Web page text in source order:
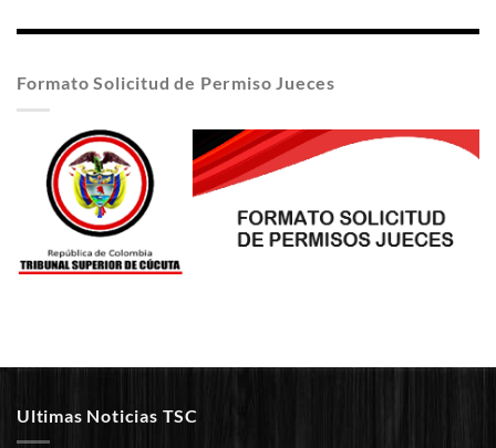
Formato Solicitud de Permiso Jueces
Ultimas Noticias TSC